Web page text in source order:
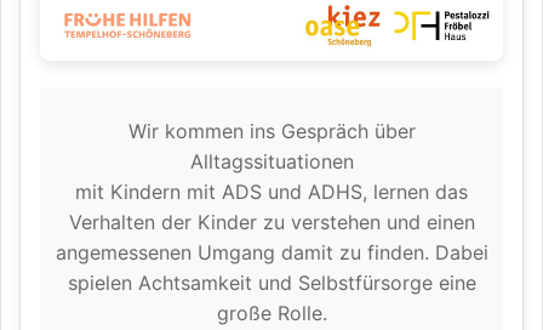
Wir kommen ins Gespräch über
Alltagssituationen
mit Kindern mit ADS und ADHS, lernen das
Verhalten der Kinder zu verstehen und einen
angemessenen Umgang damit zu finden. Dabei
spielen Achtsamkeit und Selbstfürsorge eine
große Rolle.